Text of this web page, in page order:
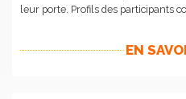
leur porte. Profils des participants
EN